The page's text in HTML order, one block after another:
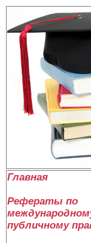
Главная
Рефераты по
публичному